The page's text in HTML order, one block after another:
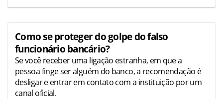
Como se proteger do golpe do falso
funcionário bancário?
Se você receber uma ligação estranha, em que a
pessoa finge ser alguém do banco, a recomendação é
desligar e entrar em contato com a instituição por um
canal oficial.